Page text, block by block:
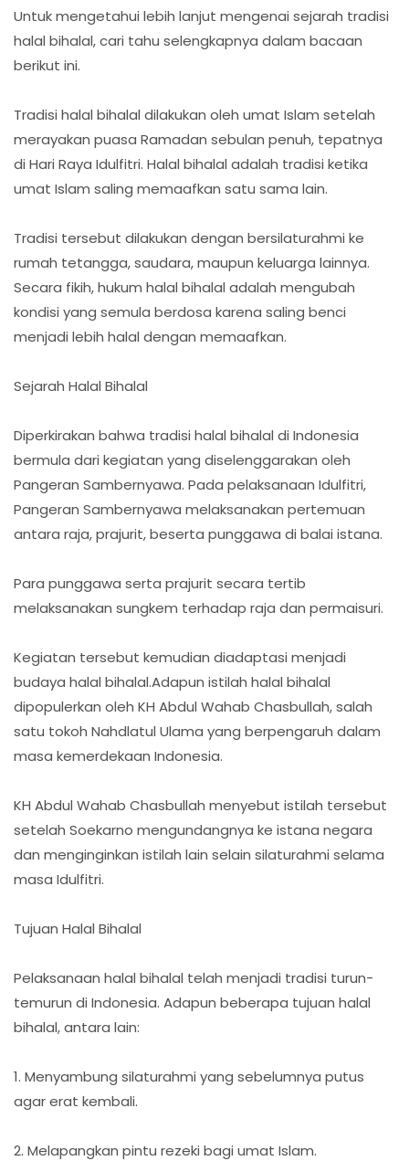
Untuk mengetahui lebih lanjut mengenai sejarah tradisi
halal bihalal, cari tahu selengkapnya dalam bacaan
berikut ini.
Tradisi halal bihalal dilakukan oleh umat Islam setelah
merayakan puasa Ramadan sebulan penuh, tepatnya
di Hari Raya Idulfitri. Halal bihalal adalah tradisi ketika
umat Islam saling memaafkan satu sama lain.
Tradisi tersebut dilakukan dengan bersilaturahmi ke
rumah tetangga, saudara, maupun keluarga lainnya.
Secara fikih, hukum halal bihalal adalah mengubah
kondisi yang semula berdosa karena saling benci
menjadi lebih halal dengan memaafkan.
Sejarah Halal Bihalal
Diperkirakan bahwa tradisi halal bihalal di Indonesia
bermula dari kegiatan yang diselenggarakan oleh
Pangeran Sambernyawa. Pada pelaksanaan Idulfitri,
Pangeran Sambernyawa melaksanakan pertemuan
antara raja, prajurit, beserta punggawa di balai istana.
Para punggawa serta prajurit secara tertib
melaksanakan sungkem terhadap raja dan permaisuri.
Kegiatan tersebut kemudian diadaptasi menjadi
budaya halal bihalal.Adapun istilah halal bihalal
dipopulerkan oleh KH Abdul Wahab Chasbullah, salah
satu tokoh Nahdlatul Ulama yang berpengaruh dalam
masa kemerdekaan Indonesia.
KH Abdul Wahab Chasbullah menyebut istilah tersebut
setelah Soekarno mengundangnya ke istana negara
dan menginginkan istilah lain selain silaturahmi selama
masa Idulfitri.
Tujuan Halal Bihalal
Pelaksanaan halal bihalal telah menjadi tradisi turun-
temurun di Indonesia. Adapun beberapa tujuan halal
bihalal, antara lain:
1. Menyambung silaturahmi yang sebelumnya putus
agar erat kembali.
2. Melapangkan pintu rezeki bagi umat Islam.